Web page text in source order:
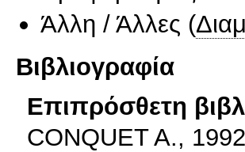
Άλλη / Άλλες (
Βιβλιογραφία
Επιπρόσθετη
CONQUET A.,